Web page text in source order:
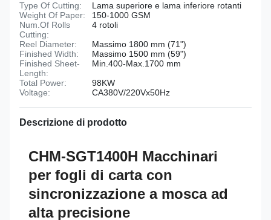
Type Of Cutting:
Lama superiore e lama inferiore rotanti
Weight Of Paper:
150-1000 GSM
Num.Of Rolls
Cutting:
4 rotoli
Reel Diameter:
Massimo 1800 mm (71")
Finished Width:
Massimo 1500 mm (59")
Finished Sheet-
Length:
Min.400-Max.1700 mm
Total Power:
98KW
Voltage:
CA380V/220Vx50Hz
Descrizione di prodotto
CHM-SGT1400H Macchinari
per fogli di carta con
sincronizzazione a mosca ad
alta precisione